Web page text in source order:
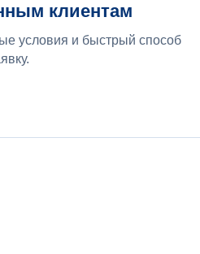
клиентам
условия и быстрый способ